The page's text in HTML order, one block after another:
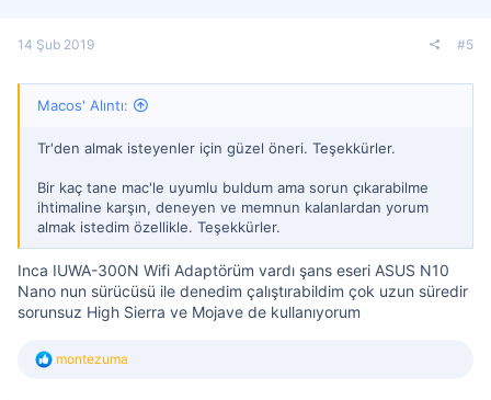
14 Şub 2019 #5
Macos' Alıntı:
Tr'den almak isteyenler için güzel öneri. Teşekkürler.
Bir kaç tane mac'le uyumlu buldum ama sorun çıkarabilme
ihtimaline karşın, deneyen ve memnun kalanlardan yorum
almak istedim özellikle. Teşekkürler.
Inca IUWA-300N Wifi Adaptörüm vardı şans eseri ASUS N10
Nano nun sürücüsü ile denedim çalıştırabildim çok uzun süredir
sorunsuz High Sierra ve Mojave de kullanıyorum
T
montezuma